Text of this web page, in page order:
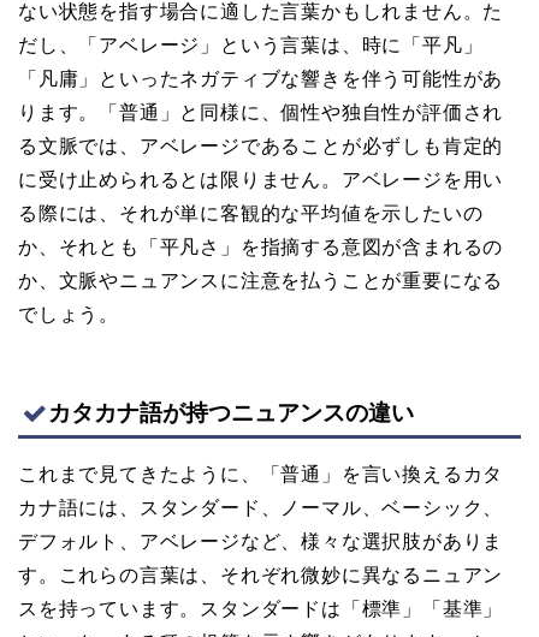
ない状態を指す場合に適した言葉かもしれません。た
だし、「アベレージ」という言葉は、時に「平凡」
「凡庸」といったネガティブな響きを伴う可能性があ
ります。「普通」と同様に、個性や独自性が評価され
る文脈では、アベレージであることが必ずしも肯定的
に受け止められるとは限りません。アベレージを用い
る際には、それが単に客観的な平均値を示したいの
か、それとも「平凡さ」を指摘する意図が含まれるの
か、文脈やニュアンスに注意を払うことが重要になる
でしょう。
カタカナ語が持つニュアンスの違い
これまで見てきたように、「普通」を言い換えるカタ
カナ語には、スタンダード、ノーマル、ベーシック、
デフォルト、アベレージなど、様々な選択肢がありま
す。これらの言葉は、それぞれ微妙に異なるニュアン
スを持っています。スタンダードは「標準」「基準」